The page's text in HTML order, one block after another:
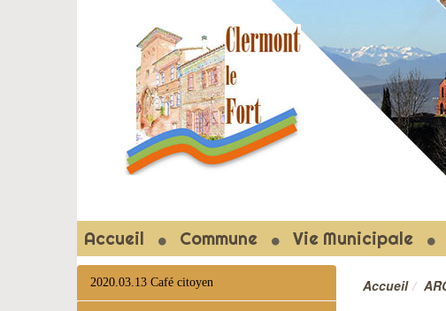
CLERMONT-
Accueil Commune Vie Municipale
Accueil
2020.03.13 Café citoyen